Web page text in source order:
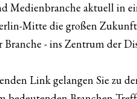
Medienbranche aktuell in
Mitte die großen
- ins Zentrum der
Link gelangen Sie zu